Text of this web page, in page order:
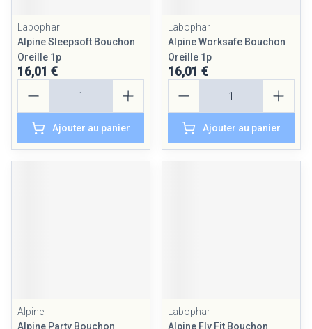
Labophar
Alpine Sleepsoft Bouchon
Oreille 1p
16,01 €
Ajouter au panier
Labophar
Alpine Worksafe Bouchon
Oreille 1p
16,01 €
Ajouter au panier
Alpine
Alpine Party Bouchon
Labophar
Alpine Fly Fit Bouchon